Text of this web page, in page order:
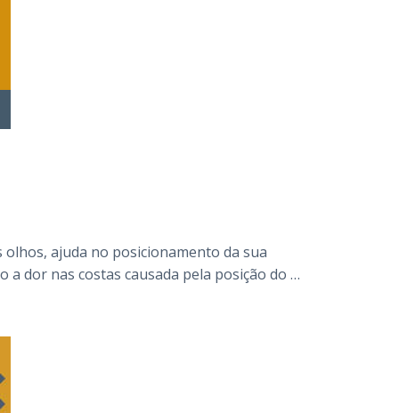
ajuda no posicionamento da sua
a dor nas costas causada pela posição do …